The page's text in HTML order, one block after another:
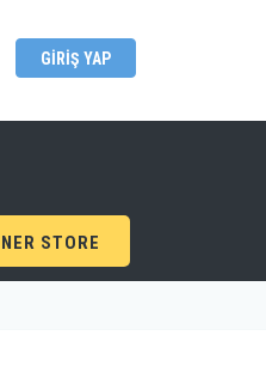
GIRIŞ YAP
STORE
/ SPE80 Serisi